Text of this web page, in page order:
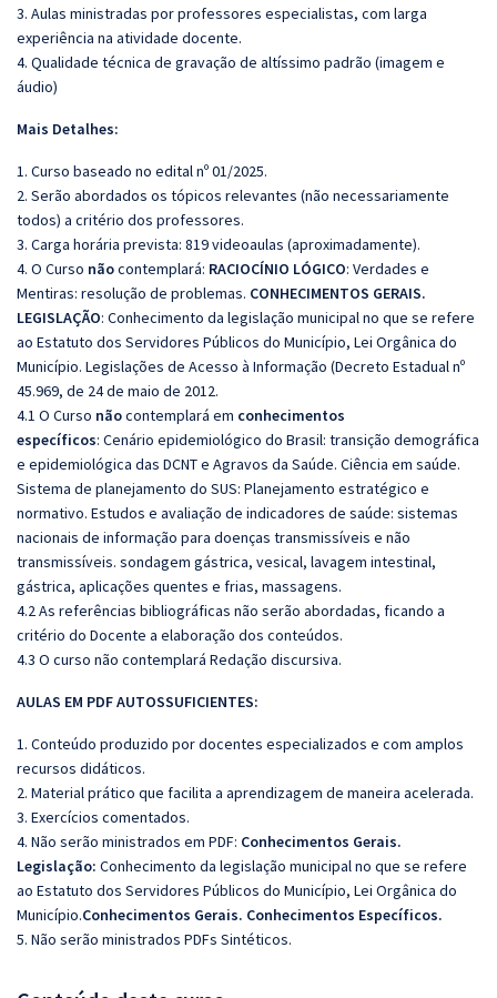
3. Aulas ministradas por professores especialistas, com larga
experiência na atividade docente.
4. Qualidade técnica de gravação de altíssimo padrão (imagem e
áudio)
Mais Detalhes:
1. Curso baseado no edital nº 01/2025.
2. Serão abordados os tópicos relevantes (não necessariamente
todos) a critério dos professores.
3. Carga horária prevista: 819 videoaulas (aproximadamente).
4. O Curso nãocontemplará: RACIOCÍNIO LÓGICO: Verdades e
Mentiras: resolução de problemas. CONHECIMENTOS GERAIS.
LEGISLAÇÃO: Conhecimento da legislação municipal no que se refere
ao Estatuto dos Servidores Públicos do Município, Lei Orgânica do
Município. Legislações de Acesso à Informação (Decreto Estadual nº
45.969, de 24 de maio de 2012.
4.1 O Curso nãocontemplará em conhecimentos
específicos: Cenário epidemiológico do Brasil: transição demográfica
e epidemiológica das DCNT e Agravos da Saúde. Ciência em saúde.
Sistema de planejamento do SUS: Planejamento estratégico e
normativo. Estudos e avaliação de indicadores de saúde: sistemas
nacionais de informação para doenças transmissíveis e não
transmissíveis. sondagem gástrica, vesical, lavagem intestinal,
gástrica, aplicações quentes e frias, massagens.
4.2 As referências bibliográficas não serão abordadas, ficando a
critério do Docente a elaboração dos conteúdos.
4.3 O curso não contemplará Redação discursiva.
AULAS EM PDF AUTOSSUFICIENTES:
1. Conteúdo produzido por docentes especializados e com amplos
recursos didáticos.
2. Material prático que facilita a aprendizagem de maneira acelerada.
3. Exercícios comentados.
4. Não serão ministrados em PDF: Conhecimentos Gerais.
Legislação: Conhecimento da legislação municipal no que se refere
ao Estatuto dos Servidores Públicos do Município, Lei Orgânica do
Município.Conhecimentos Gerais. Conhecimentos Específicos.
5. Não serão ministrados PDFs Sintéticos.